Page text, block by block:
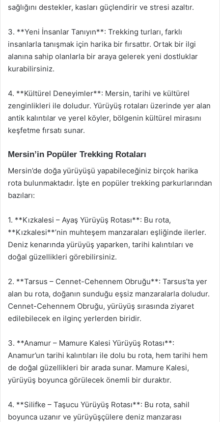
sağlığını destekler, kasları güçlendirir ve stresi azaltır.
3. **Yeni İnsanlar Tanıyın**: Trekking turları, farklı
insanlarla tanışmak için harika bir fırsattır. Ortak bir ilgi
alanına sahip olanlarla bir araya gelerek yeni dostluklar
kurabilirsiniz.
4. **Kültürel Deneyimler**: Mersin, tarihi ve kültürel
zenginlikleri ile doludur. Yürüyüş rotaları üzerinde yer alan
antik kalıntılar ve yerel köyler, bölgenin kültürel mirasını
keşfetme fırsatı sunar.
Mersin’in Popüler Trekking Rotaları
Mersin’de doğa yürüyüşü yapabileceğiniz birçok harika
rota bulunmaktadır. İşte en popüler trekking parkurlarından
bazıları:
1. **Kızkalesi – Ayaş Yürüyüş Rotası**: Bu rota,
**Kızkalesi**’nin muhteşem manzaraları eşliğinde ilerler.
Deniz kenarında yürüyüş yaparken, tarihi kalıntıları ve
doğal güzellikleri görebilirsiniz.
2. **Tarsus – Cennet-Cehennem Obruğu**: Tarsus’ta yer
alan bu rota, doğanın sunduğu eşsiz manzaralarla doludur.
Cennet-Cehennem Obruğu, yürüyüş sırasında ziyaret
edilebilecek en ilginç yerlerden biridir.
3. **Anamur – Mamure Kalesi Yürüyüş Rotası**:
Anamur’un tarihi kalıntıları ile dolu bu rota, hem tarihi hem
de doğal güzellikleri bir arada sunar. Mamure Kalesi,
yürüyüş boyunca görülecek önemli bir duraktır.
4. **Silifke – Taşucu Yürüyüş Rotası**: Bu rota, sahil
boyunca uzanır ve yürüyüşçülere deniz manzarası